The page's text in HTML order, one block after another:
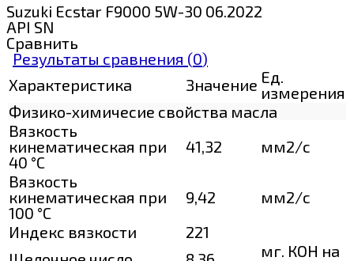
Suzuki Ecstar F9000 5W-30 06.2022
API SN
Сравнить
Результаты сравнения (0)
Характеристика
Значение Ед.
измерения
Физико-химичесие свойства масла
Вязкость
кинематическая при
40 °С
41,32
мм2/с
Вязкость
кинематическая при
100 °С
9,42
мм2/с
Индекс вязкости
221
мг. КОН на